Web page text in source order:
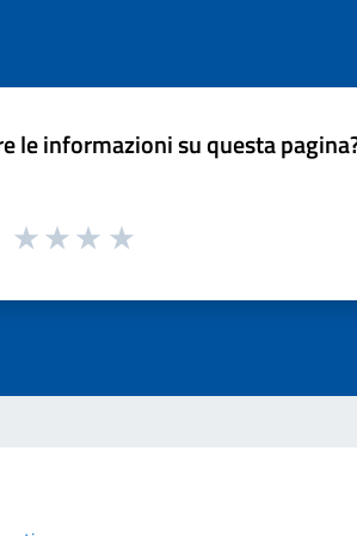
le informazioni su questa